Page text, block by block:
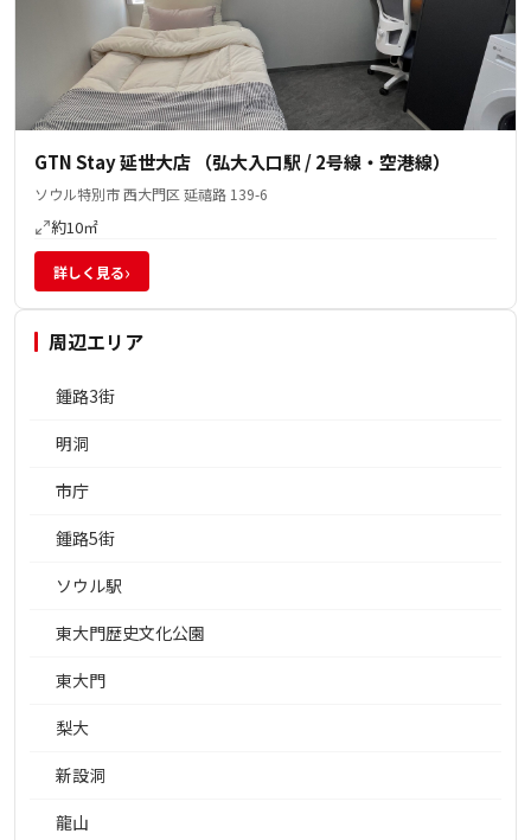
GTN Stay 延世大店 （弘大入口駅 / 2号線・空港線）
ソウル特別市 西大門区 延禧路 139-6
約10㎡
詳しく見る›
周辺エリア
鍾路3街
明洞
市庁
鍾路5街
ソウル駅
東大門歴史文化公園
東大門
梨大
新設洞
龍山